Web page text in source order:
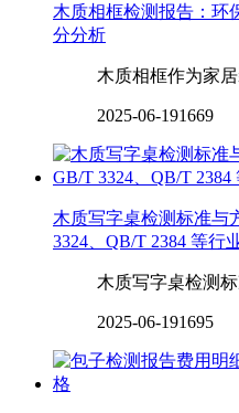
木质相框检测报告：环
分分析
木质相框作为家
2025-06-191669
木质写字桌检测标准与
3324、QB/T 2384 等行
木质写字桌检测
2025-06-191695